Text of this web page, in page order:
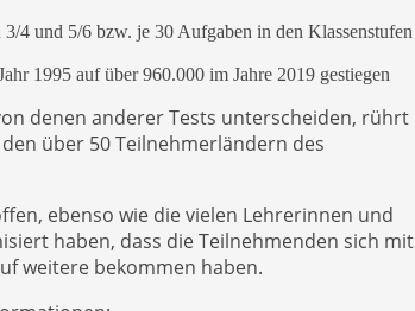
4 und 5/6 bzw. je 30 Aufgaben in den Klassenstufen
1995 auf über 960.000 im Jahre 2019 gestiegen
denen anderer Tests unterscheiden, rührt
über 50 Teilnehmerländern des
ebenso wie die vielen Lehrerinnen und
haben, dass die Teilnehmenden sich mit
weitere bekommen haben.